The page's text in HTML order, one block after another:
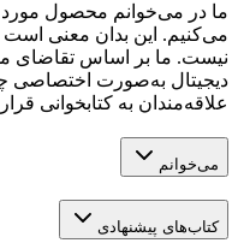
ما در می‌خوانم محصول مورد
می‌کنیم. این بدان معنی است
نیست. ما بر اساس تقاضای
دیجیتال به‌صورت اختصاصی
علاقه‌مندان به کتابخوانی
می‌خوانم
کتاب‌های پیشنهادی